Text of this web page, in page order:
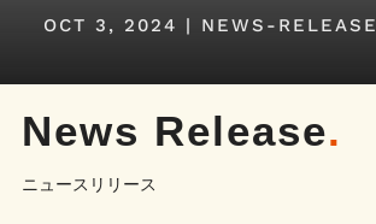
OCT 3, 2024 | NEWS-RELEASE
News Release.
ニュースリリース